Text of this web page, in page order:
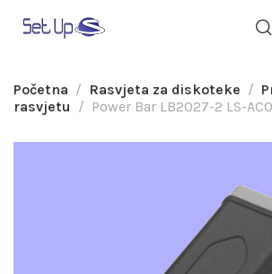
Početna Rasvjeta za diskoteke
rasvjetu
Power Bar LB2027-2 LS-